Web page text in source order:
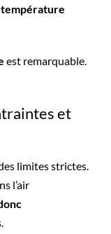
température
est remarquable.
et
limites strictes.
l’air